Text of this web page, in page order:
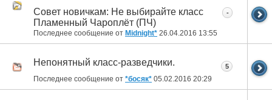
Совет новичкам: Не выбирайте класс
Пламенный Чароплёт (ПЧ)
Последнее сообщение от Midnight* 26.04.2016 13:55
-
Непонятный класс-разведчики.
Последнее сообщение от *босяк* 05.02.2016 20:29
5